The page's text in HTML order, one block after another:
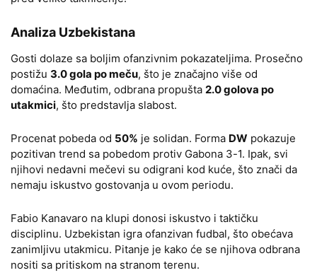
Analiza Uzbekistana
Gosti dolaze sa boljim ofanzivnim pokazateljima. Prosečno
postižu 3.0 gola po meču, što je značajno više od
domaćina. Međutim, odbrana propušta 2.0 golova po
utakmici, što predstavlja slabost.
Procenat pobeda od 50% je solidan. Forma DW pokazuje
pozitivan trend sa pobedom protiv Gabona 3-1. Ipak, svi
njihovi nedavni mečevi su odigrani kod kuće, što znači da
nemaju iskustvo gostovanja u ovom periodu.
Fabio Kanavaro na klupi donosi iskustvo i taktičku
disciplinu. Uzbekistan igra ofanzivan fudbal, što obećava
zanimljivu utakmicu. Pitanje je kako će se njihova odbrana
nositi sa pritiskom na stranom terenu.